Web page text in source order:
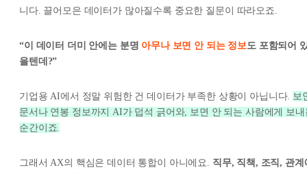
니다. 끌어모은 데이터가 많아질수록 중요한 질문이 따라오죠.
“이 데이터 더미 안에는 분명 아무나 보면 안 되는 정보도 포함되어
을텐데?”
기업용 AI에서 정말 위험한 건 데이터가 부족한 상황이 아닙니다. 보
문서나 연봉 정보까지 AI가 덥석 긁어와, 보면 안 되는 사람에게 보내
순간이죠.
그래서 AX의 핵심은 데이터 통합이 아니에요. 직무, 직책, 조직, 관계